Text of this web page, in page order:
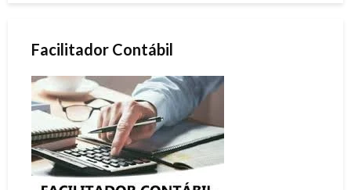
Facilitador Contábil